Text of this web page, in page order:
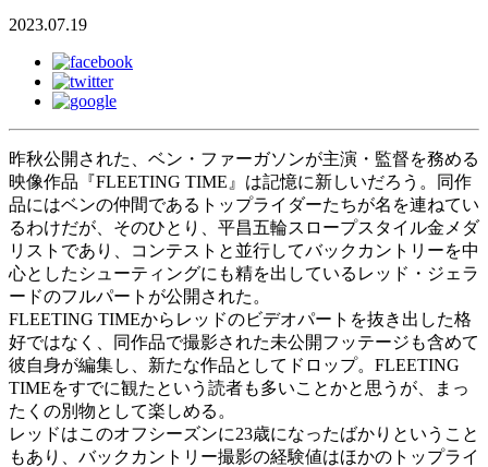
2023.07.19
昨秋公開された、ベン・ファーガソンが主演・監督を務める
映像作品『FLEETING TIME』は記憶に新しいだろう。同作
品にはベンの仲間であるトップライダーたちが名を連ねてい
るわけだが、そのひとり、平昌五輪スロープスタイル金メダ
リストであり、コンテストと並行してバックカントリーを中
心としたシューティングにも精を出しているレッド・ジェラ
ードのフルパートが公開された。
FLEETING TIMEからレッドのビデオパートを抜き出した格
好ではなく、同作品で撮影された未公開フッテージも含めて
彼自身が編集し、新たな作品としてドロップ。FLEETING
TIMEをすでに観たという読者も多いことかと思うが、まっ
たくの別物として楽しめる。
レッドはこのオフシーズンに23歳になったばかりということ
もあり、バックカントリー撮影の経験値はほかのトップライ